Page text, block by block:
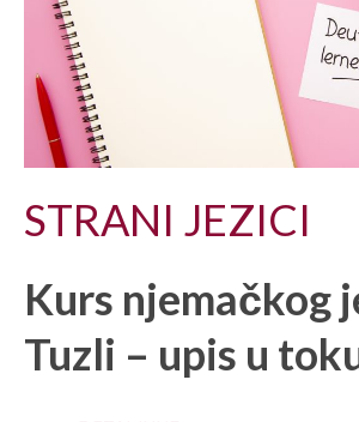
STRANI JEZICI
Kurs njemačkog
Tuzli – upis u